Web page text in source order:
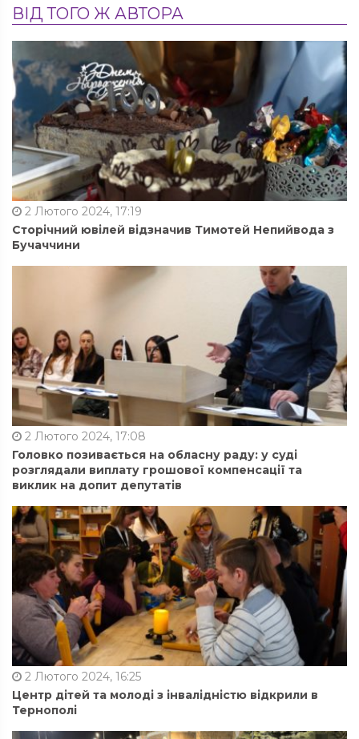
ВІД ТОГО Ж АВТОРА
2 Лютого 2024, 17:19
Сторічний ювілей відзначив Тимотей Непийвода з
Бучаччини
2 Лютого 2024, 17:08
Головко позивається на обласну раду: у суді
розглядали виплату грошової компенсації та
виклик на допит депутатів
2 Лютого 2024, 16:25
Центр дітей та молоді з інвалідністю відкрили в
Тернополі